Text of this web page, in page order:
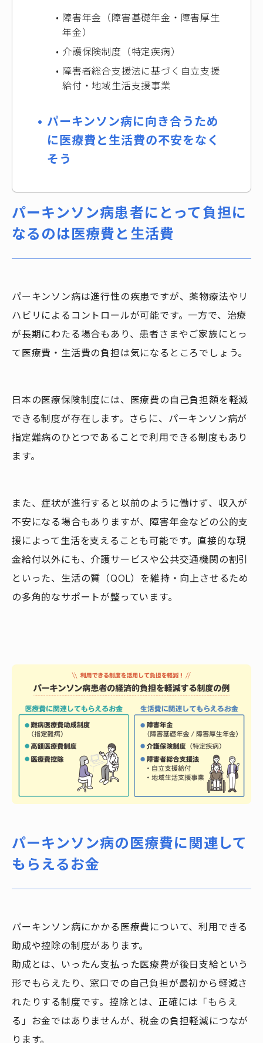
障害年金（障害基礎年金・障害厚生
年金）
介護保険制度（特定疾病）
障害者総合支援法に基づく自立支援
給付・地域生活支援事業
パーキンソン病に向き合うため
に医療費と生活費の不安をなく
そう
パーキンソン病患者にとって負担に
なるのは医療費と生活費
パーキンソン病は進行性の疾患ですが、薬物療法やリ
ハビリによるコントロールが可能です。一方で、治療
が長期にわたる場合もあり、患者さまやご家族にとっ
て医療費・生活費の負担は気になるところでしょう。
日本の医療保険制度には、医療費の自己負担額を軽減
できる制度が存在します。さらに、パーキンソン病が
指定難病のひとつであることで利用できる制度もあり
ます。
また、症状が進行すると以前のように働けず、収入が
不安になる場合もありますが、障害年金などの公的支
援によって生活を支えることも可能です。直接的な現
金給付以外にも、介護サービスや公共交通機関の割引
といった、生活の質（QOL）を維持・向上させるため
の多角的なサポートが整っています。
パーキンソン病の医療費に関連して
もらえるお金
パーキンソン病にかかる医療費について、利用できる
助成や控除の制度があります。
助成とは、いったん支払った医療費が後日支給という
形でもらえたり、窓口での自己負担が最初から軽減さ
れたりする制度です。控除とは、正確には「もらえ
る」お金ではありませんが、税金の負担軽減につなが
ります。